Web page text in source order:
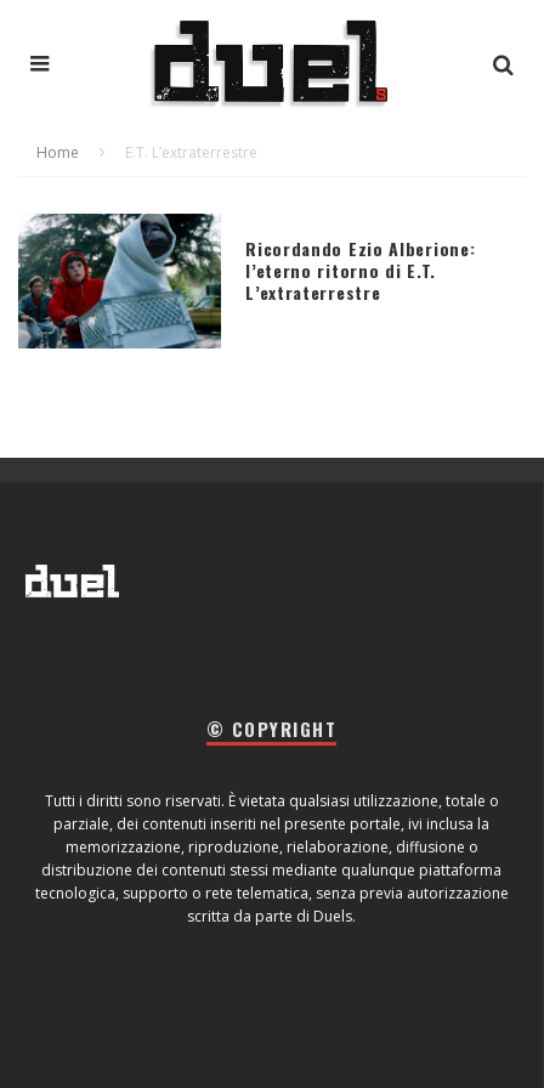
Home E.T. L’extraterrestre
Ricordando Ezio Alberione:
l’eterno ritorno di E.T.
L’extraterrestre
© COPYRIGHT
Tutti i diritti sono riservati. È vietata qualsiasi utilizzazione, totale o
parziale, dei contenuti inseriti nel presente portale, ivi inclusa la
memorizzazione, riproduzione, rielaborazione, diffusione o
distribuzione dei contenuti stessi mediante qualunque piattaforma
tecnologica, supporto o rete telematica, senza previa autorizzazione
scritta da parte di Duels.